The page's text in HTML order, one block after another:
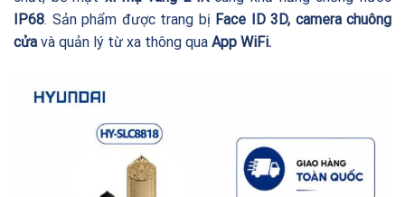
IP68. Sản phẩm được trang bị Face ID 3D, camera chuông
cửa và quản lý từ xa thông qua App WiFi.